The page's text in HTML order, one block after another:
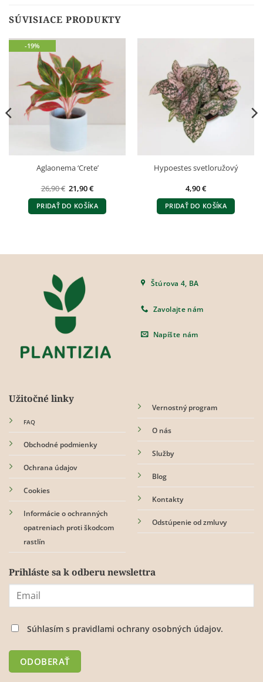
SÚVISIACE PRODUKTY
-19%
Aglaonema ‘Crete’
26,90€ Pôvodná
cena
bola:
26,90 €.
21,90€Aktuálna
je:
21,90 €.
PRIDAŤ DO KOŠÍKA
Hypoestes svetloružový
4,90€
PRIDAŤ DO KOŠÍKA
Štúrova 4, BA
Zavolajte nám
Napíšte nám
Užitočné linky
FAQ
Obchodné podmienky
Ochrana údajov
Cookies
Informácie o ochranných
opatreniach proti škodcom
rastlín
Vernostný program
O nás
Služby
Blog
Kontakty
Odstúpenie od zmluvy
Prihláste sa k odberu newslettra
Súhlasím s pravidlami ochrany osobných údajov.